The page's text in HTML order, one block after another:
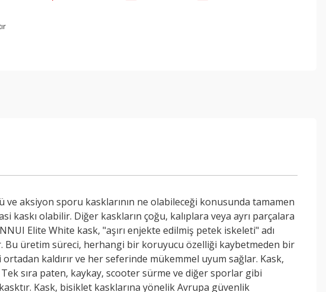
ve aksiyon sporu kasklarının ne olabileceği konusunda tamamen
kaskı olabilir. Diğer kaskların çoğu, kalıplara veya ayrı parçalara
Elite White kask, "aşırı enjekte edilmiş petek iskeleti" adı
Bu üretim süreci, herhangi bir koruyucu özelliği kaybetmeden bir
kaldırır ve her seferinde mükemmel uyum sağlar. Kask,
sıra paten, kaykay, scooter sürme ve diğer sporlar gibi
Kask, bisiklet kasklarına yönelik Avrupa güvenlik